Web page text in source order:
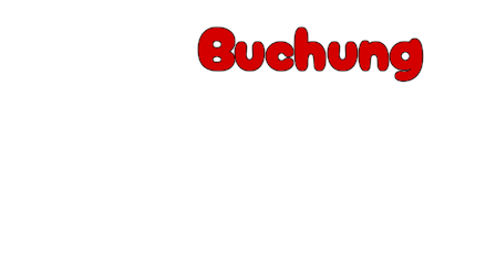
Buchung